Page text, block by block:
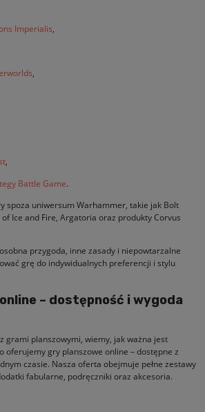
Imperialis,
,
,
Battle Game.
spoza uniwersum Warhammer, takie jak Bolt
Ice and Fire, Argatoria oraz produkty Corvus
przygoda, inne zasady i niepowtarzalne
grę do indywidualnych preferencji i stylu
– dostępność i wygoda
grami planszowymi, wiemy, jak ważna jest
oferujemy gry planszowe online – dostępne z
czasie. Nasza oferta obejmuje pełne zestawy
fabularne, podręczniki oraz akcesoria.